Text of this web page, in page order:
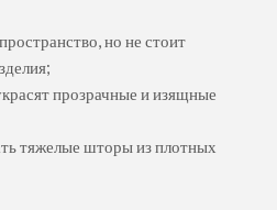
но не стоит
прозрачные и изящные
тяжелые шторы из плотных